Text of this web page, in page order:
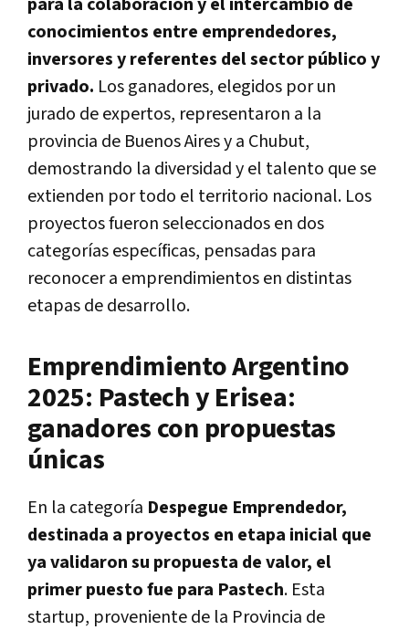
conocimientos entre emprendedores,
inversores y referentes del sector público y
privado. Los ganadores, elegidos por un
jurado de expertos, representaron a la
provincia de Buenos Aires y a Chubut,
demostrando la diversidad y el talento que se
extienden por todo el territorio nacional. Los
proyectos fueron seleccionados en dos
categorías específicas, pensadas para
reconocer a emprendimientos en distintas
etapas de desarrollo.
Emprendimiento Argentino
2025: Pastech y Erisea:
ganadores con propuestas
únicas
En la categoría Despegue Emprendedor,
destinada a proyectos en etapa inicial que
ya validaron su propuesta de valor, el
primer puesto fue para Pastech. Esta
startup, proveniente de la Provincia de